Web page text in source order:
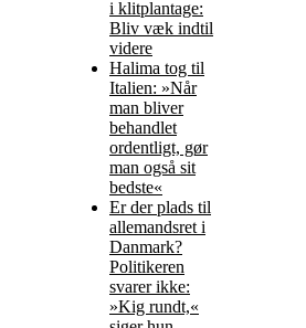
i klitplantage:
Bliv væk indtil
videre
Halima tog til
Italien: »Når
man bliver
behandlet
ordentligt, gør
man også sit
bedste«
Er der plads til
allemandsret i
Danmark?
Politikeren
svarer ikke:
»Kig rundt,«